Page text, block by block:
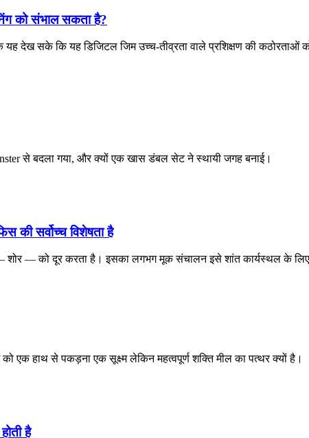
को संभाल सकता है?
यह देख सके कि यह डिजिटल जिम उच्च-तीव्रता वाले प्रशिक्षण की
से बदला गया, और क्यों एक खास डंबल सेट ने स्थायी जगह बनाई।
की सर्वोच्च विशेषता है
— को दूर करता है। इसका लगभग मूक संचालन इसे शांत कार्यस्थल के लिए
एक हाथ से पकड़ना एक सूक्ष्म लेकिन महत्वपूर्ण शक्ति मील का पत्थर क्यों है।
है